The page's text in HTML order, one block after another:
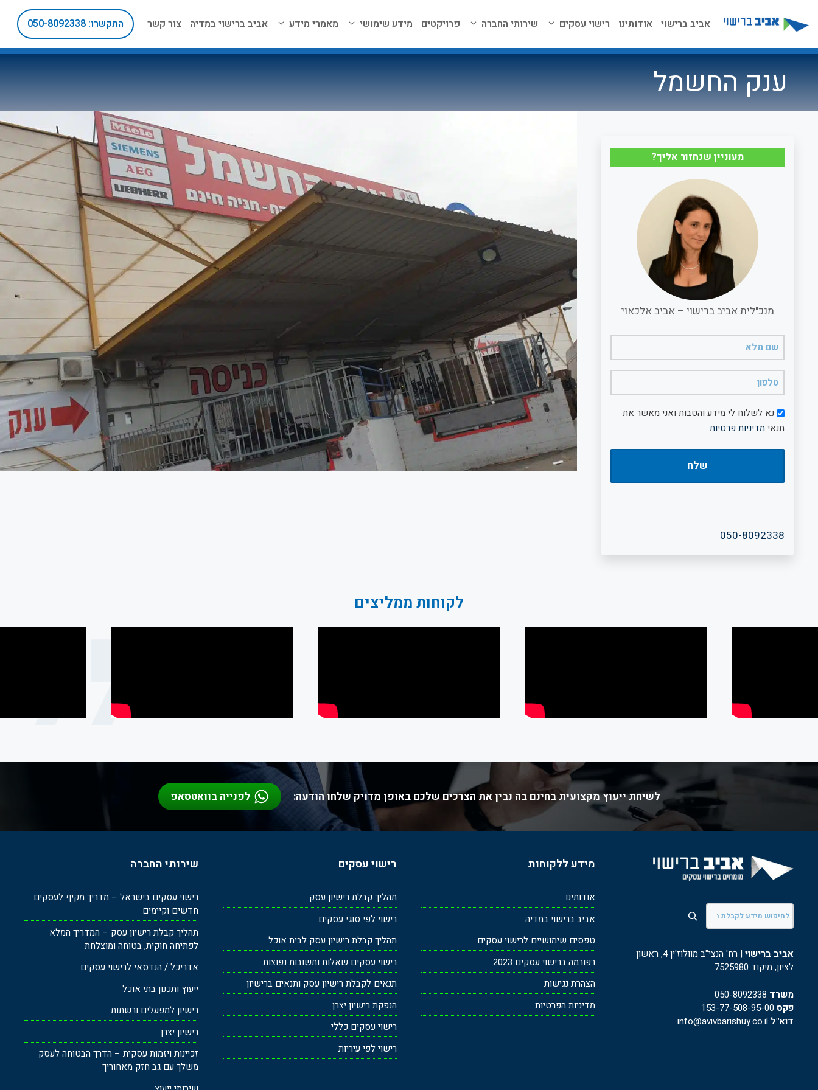
לתוכן
אביב ברישוי אודותינו רישוי עסקים שירותי החברה פרויקטים מידע שימושי מאמרי מידע אביב ברישוי במדיה צור קשר התקשרו: 050-8092338
ענק החשמל
מעוניין שנחזור אליך?
מנכ"לית אביב ברישוי – אביב אלכאוי
מלא
(חובה)
דיוורנא לשלוח לי מידע והטבות ואני מאשר את
תנאימדיניות פרטיות
050-8092338
לקוחות ממליצים
לשיחת ייעוץ מקצועית בחינם בה נבין את הצרכים שלכם באופן מדויק שלחו הודעה: לפנייה בוואטסאפ
חיפוש
אביב ברישוי
| רח' הנצי"ב מוולוז'ין 4, ראשון
לציון, מיקוד 7525980
משרד 050-8092338
פקס
דוא"ל
מידע ללקוחות
אודותינו
אביב ברישוי במדיה
טפסים שימושיים לרישוי עסקים
רפורמה ברישוי עסקים 2023
הצהרת נגישות
מדיניות הפרטיות
רישוי עסקים
תהליך קבלת רישיון עסק
רישוי לפי סוגי עסקים
תהליך קבלת רישיון עסק לבית אוכל
רישוי עסקים שאלות ותשובות נפוצות
תנאים לקבלת רישיון עסק ותנאים ברישיון
הנפקת רישיון יצרן
רישוי עסקים כללי
רישוי לפי עיריות
שירותי החברה
רישוי עסקים בישראל – מדריך מקיף לעסקים
חדשים וקיימים
תהליך קבלת רישיון עסק – המדריך המלא
לפתיחה חוקית, בטוחה ומוצלחת
אדריכל / הנדסאי לרישוי עסקים
ייעוץ ותכנון בתי אוכל
רישיון למפעלים ורשתות
רישיון יצרן
זכיינות ויזמות עסקית – הדרך הבטוחה לעסק
משלך עם גב חזק מאחוריך